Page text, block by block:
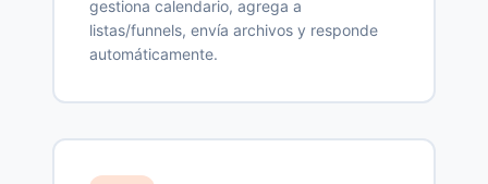
gestiona calendario, agrega a
listas/funnels, envía archivos y responde
automáticamente.